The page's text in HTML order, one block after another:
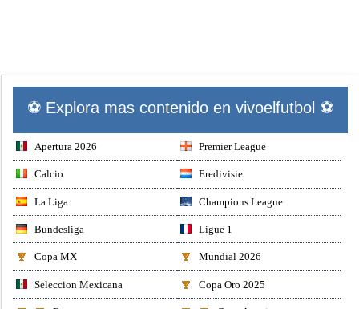
⚽ Explora mas contenido en vivoelfutbol ⚽
Apertura 2026 Premier League
Calcio Eredivisie
La Liga Champions League
Bundesliga Ligue 1
Copa MX Mundial 2026
Seleccion Mexicana Copa Oro 2025